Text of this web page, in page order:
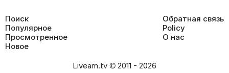
Поиск
Популярное
Просмотренное
Новое
Обратная связь
Policy
О нас
Liveam.tv © 2011 - 2026